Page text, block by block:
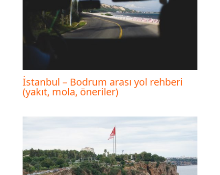
İstanbul – Bodrum arası yol rehberi
(yakıt, mola, öneriler)